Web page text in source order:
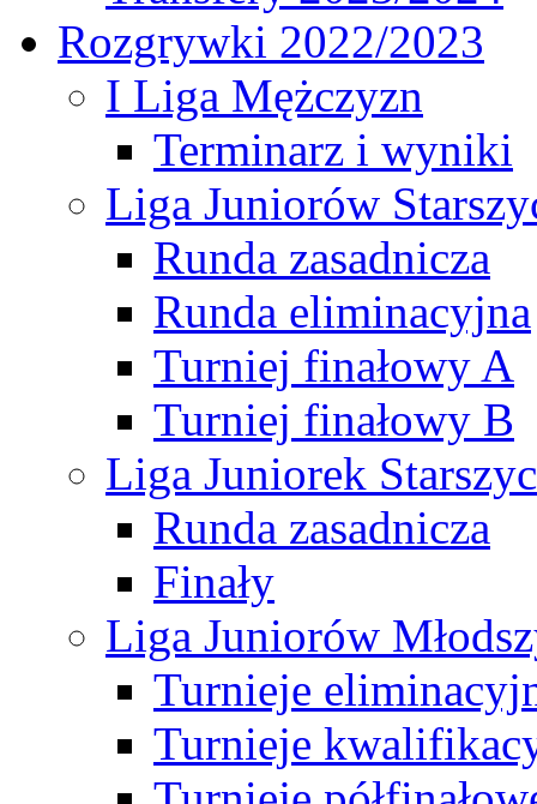
Rozgrywki 2022/2023
I Liga Mężczyzn
Terminarz i wyniki
Liga Juniorów
Runda zasadnicza
Runda eliminacyjna
Turniej finałowy A
Turniej finałowy B
Liga Juniorek
Runda zasadnicza
Finały
Liga Juniorów
Turnieje
Turnieje